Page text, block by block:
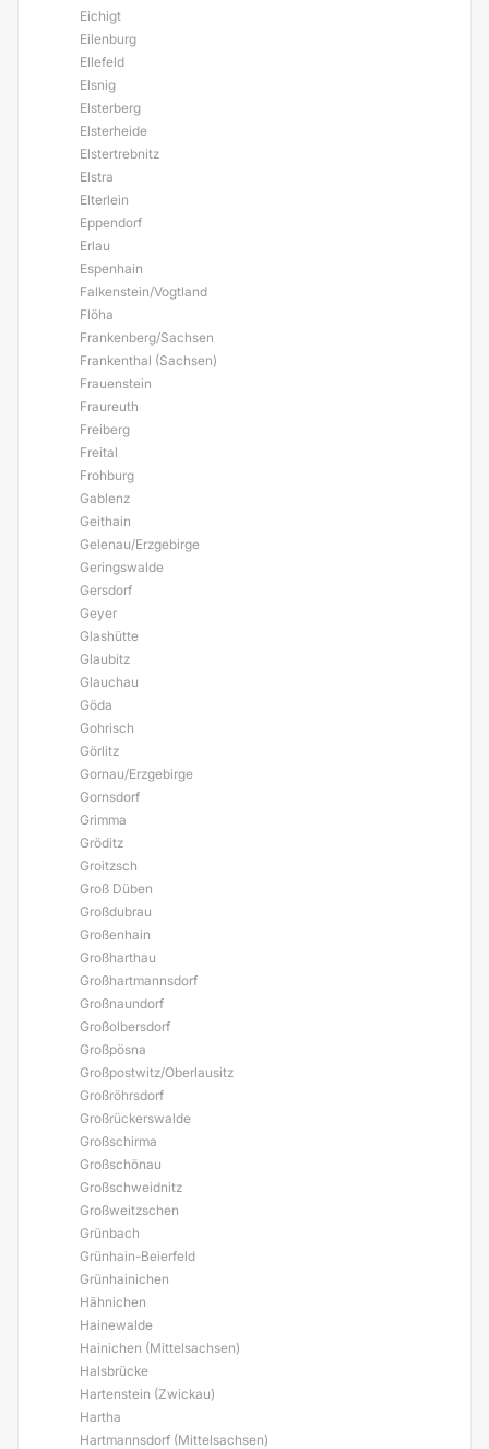
Eichigt
Eilenburg
Ellefeld
Elsnig
Elsterberg
Elsterheide
Elstertrebnitz
Elstra
Elterlein
Eppendorf
Erlau
Espenhain
Falkenstein/Vogtland
Flöha
Frankenberg/Sachsen
Frankenthal (Sachsen)
Frauenstein
Fraureuth
Freiberg
Freital
Frohburg
Gablenz
Geithain
Gelenau/Erzgebirge
Geringswalde
Gersdorf
Geyer
Glashütte
Glaubitz
Glauchau
Göda
Gohrisch
Görlitz
Gornau/Erzgebirge
Gornsdorf
Grimma
Gröditz
Groitzsch
Groß Düben
Großdubrau
Großenhain
Großharthau
Großhartmannsdorf
Großnaundorf
Großolbersdorf
Großpösna
Großpostwitz/Oberlausitz
Großröhrsdorf
Großrückerswalde
Großschirma
Großschönau
Großschweidnitz
Großweitzschen
Grünbach
Grünhain-Beierfeld
Grünhainichen
Hähnichen
Hainewalde
Hainichen (Mittelsachsen)
Halsbrücke
Hartenstein (Zwickau)
Hartha
Hartmannsdorf (Mittelsachsen)